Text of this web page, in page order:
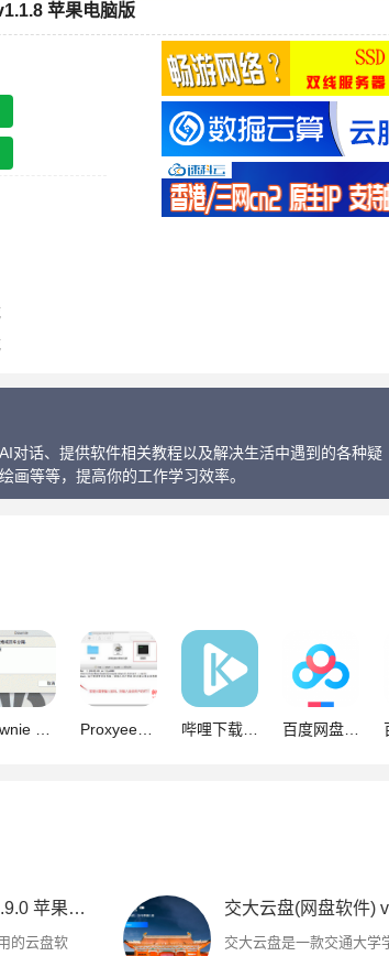
苹果电脑版
对话、提供软件相关教程以及解决生活中遇到的各种疑
画等等，提高你的工作学习效率。
(附安装教程)兼容m1 V4.6.15 最新 Proxyee-down for mac(百度网盘资源下载程序) v3.40 免费中文版 哔哩下载姬跨平台版(DownKyiCore) for Mac v1.0.24 苹果电脑版 百度网盘 For Mac(云存储) v8.4.0 苹果电脑Apple端 百
交大云盘for mac(网盘软件) v2.9.0 苹果电脑apple芯片版
的云盘软 交大云盘是一款交通大学